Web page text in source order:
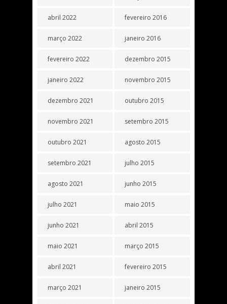
abril 2022
março 2022
fevereiro 2022
janeiro 2022
dezembro 2021
novembro 2021
outubro 2021
setembro 2021
agosto 2021
julho 2021
junho 2021
maio 2021
abril 2021
março 2021
fevereiro 2016
janeiro 2016
dezembro 2015
novembro 2015
outubro 2015
setembro 2015
agosto 2015
julho 2015
junho 2015
maio 2015
abril 2015
março 2015
fevereiro 2015
janeiro 2015